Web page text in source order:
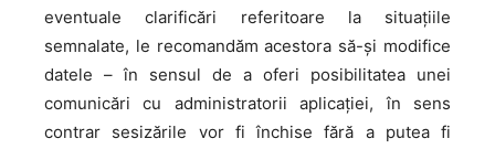
eventuale clarificări referitoare la situațiile
semnalate, le recomandăm acestora să-și modifice
datele – în sensul de a oferi posibilitatea unei
comunicări cu administratorii aplicației, în sens
contrar sesizările vor fi închise fără a putea fi